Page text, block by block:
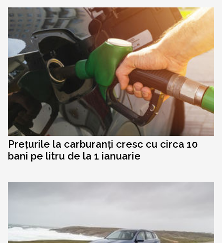
Prețurile la carburanți cresc cu circa 10
bani pe litru de la 1 ianuarie